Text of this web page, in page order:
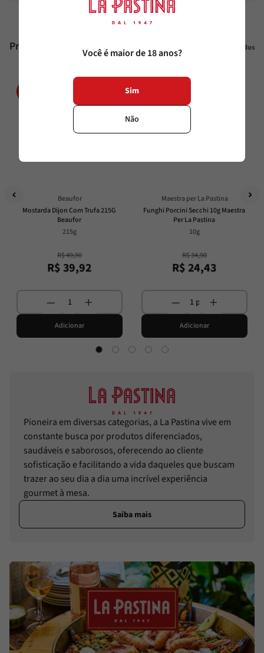
Produtos similares Veja todos
Beaufor
Mostarda Dijon Com Trufa 215G
Beaufor
215g
R$49,90
R$39,92
Adicionar
Maestra per La Pastina
Funghi Porcini Secchi 10g Maestra
Per La Pastina
10g
R$34,90
R$24,43
Adicionar
Pioneira em diversas categorias, a La Pastina vive em
constante busca por produtos diferenciados,
saudáveis e saborosos, oferecendo ao cliente
sofisticação e facilitando a vida daqueles que buscam
trazer ao seu dia a dia uma incrível experiência
gourmet à mesa.
Saiba mais
Você é maior de 18 anos?
Sim
Não